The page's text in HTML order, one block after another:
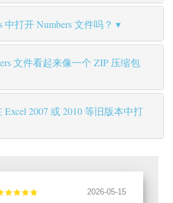
中打开 Numbers 文件吗？
文件看起来像一个 ZIP 压缩包
2007 或 2010 等旧版本中打
2026-05-15